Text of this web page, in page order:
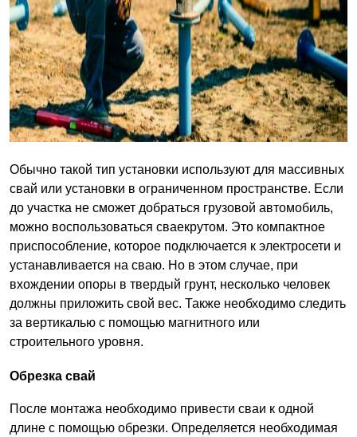
Обычно такой тип установки используют для массивных
свай или установки в ограниченном пространстве. Если
до участка не сможет добраться грузовой автомобиль,
можно воспользоваться сваекрутом. Это компактное
приспособление, которое подключается к электросети и
устанавливается на сваю. Но в этом случае, при
вхождении опоры в твердый грунт, несколько человек
должны приложить свой вес. Также необходимо следить
за вертикалью с помощью магнитного или
строительного уровня.
Обрезка свай
После монтажа необходимо привести сваи к одной
длине с помощью обрезки. Определяется необходимая